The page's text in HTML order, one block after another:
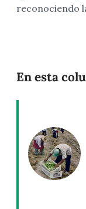
reconociendo
En esta